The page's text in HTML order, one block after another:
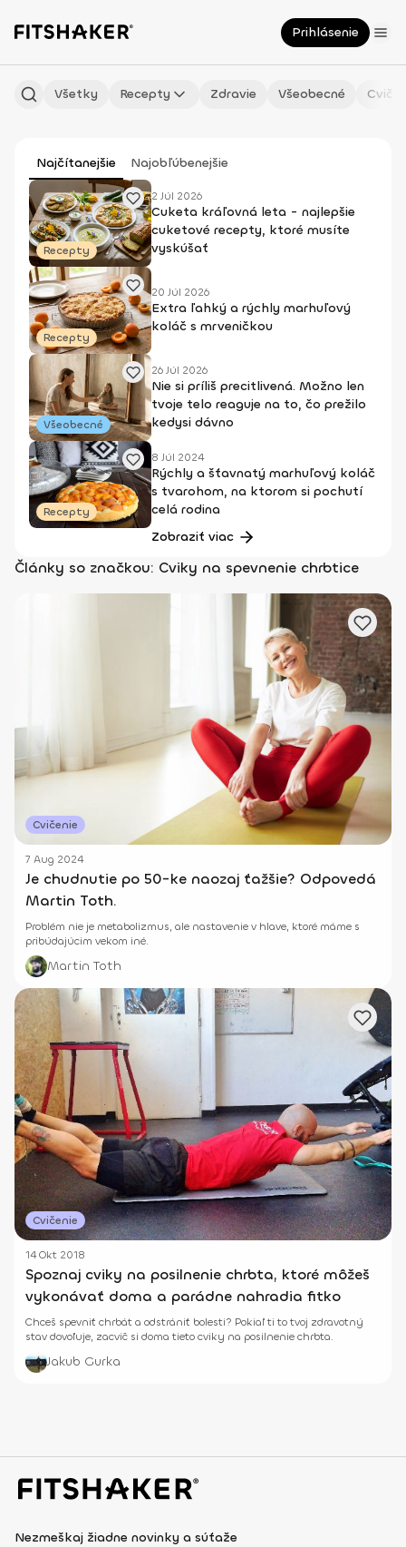
Prihlásenie
Všetky Recepty Zdravie Všeobecné
Najčítanejšie Najobľúbenejšie
Recepty
2 Júl 2026
Cuketa kráľovná leta - najlepšie
cuketové recepty, ktoré musíte
vyskúšať
Recepty
20 Júl 2026
Extra ľahký a rýchly marhuľový
koláč s mrveničkou
Všeobecné
26 Júl 2026
Nie si príliš precitlivená. Možno len
tvoje telo reaguje na to, čo prežilo
kedysi dávno
Recepty
8 Júl 2024
Rýchly a šťavnatý marhuľový koláč
s tvarohom, na ktorom si pochutí
celá rodina
Zobraziť viac
Články so značkou: Cviky na spevnenie chrbtice
Cvičenie
7 Aug 2024
Je chudnutie po 50-ke naozaj ťažšie? Odpovedá
Martin Toth.
Problém nie je metabolizmus, ale nastavenie v hlave, ktoré máme s
pribúdajúcim vekom iné.
Martin Toth
Cvičenie
14 Okt 2018
Spoznaj cviky na posilnenie chrbta, ktoré môžeš
vykonávať doma a parádne nahradia fitko
Chceš spevniť chrbát a odstrániť bolesti? Pokiaľ ti to tvoj zdravotný
stav dovoľuje, zacvič si doma tieto cviky na posilnenie chrbta.
Jakub Gurka
Nezmeškaj žiadne novinky a súťaže